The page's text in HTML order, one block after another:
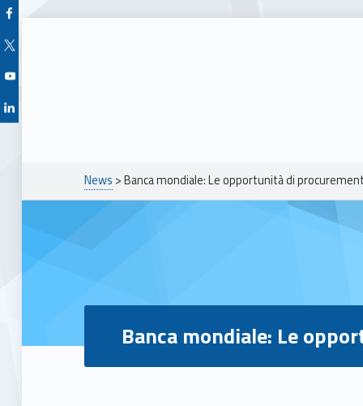
Facebook Unioncamere Veneto
Twitter Unioncamere Veneto
Youtube Unioncamere Veneto
Linkedin Unioncamere Veneto
Breadcrumbs navigation
News >Banca mondiale: Le opportunità di procurement
Banca mondiale: Le